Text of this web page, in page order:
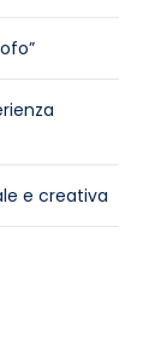
e creativa